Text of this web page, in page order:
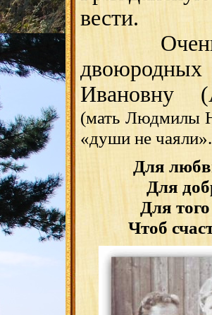
вести.
Очень
Ивановну
(мать Людмилы
«души не чаяли».
Для
Для
Для
Чтоб